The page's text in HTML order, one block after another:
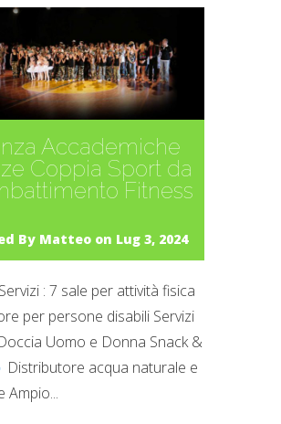
Accademiche
Coppia Sport da
Fitness
By Matteoon Lug 3, 2024
: 7 sale per attività fisica
per persone disabili Servizi
Uomo e Donna Snack &
Distributore acqua naturale e
Ampio...